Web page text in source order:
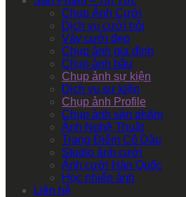
Chụp Ảnh Cưới
Dịch vụ cưới hỏi
Váy cưới đẹp
Chụp ảnh gia đình
Chụp ảnh bầu
Chụp ảnh sự kiện
Dịch vụ sự kiện
Chụp ảnh Profile
Chụp ảnh sản phẩm
Ảnh Nghệ Thuật
Trang Điểm Cô Dâu
Studio ảnh cưới
Ảnh cưới Hàn Quốc
Học nhiếp ảnh
Liên hệ